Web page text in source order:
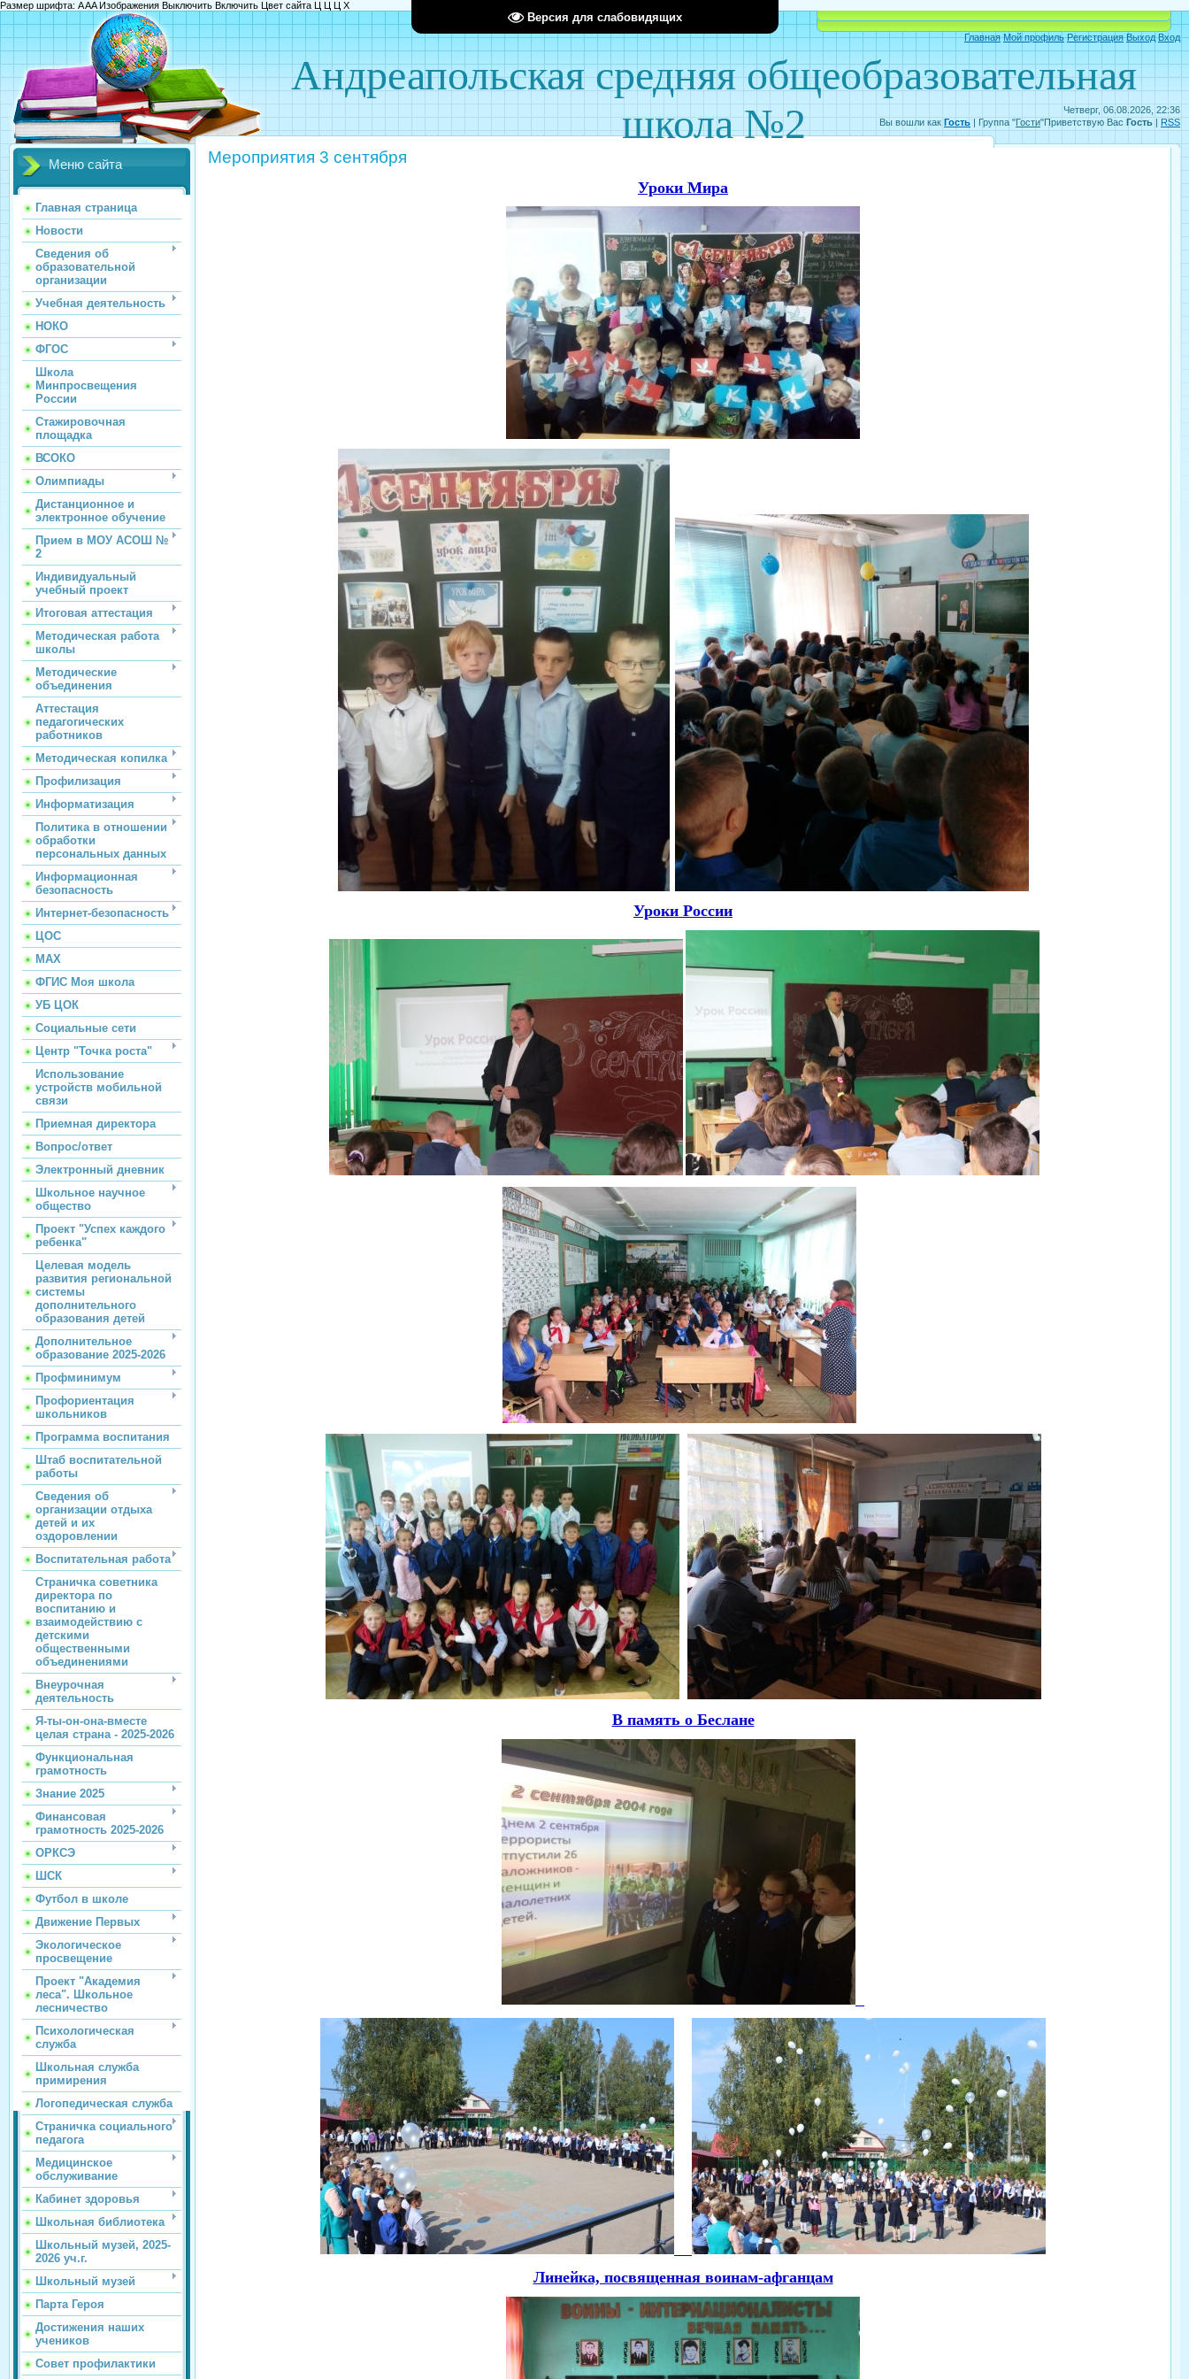
Версия для слабовидящих
Размер шрифта: AAAИзображения Выключить Включить Цвет сайта Ц Ц Ц Х
Четверг, 06.08.2026, 22:36
Вы вошли как Гость | Группа "Гости"Приветствую Вас Гость | RSS
Андреапольская средняя общеобразовательная
школа №2
Главная Мой профиль Регистрация Выход Вход
Объявления Электронный дневник
Меню сайта
Главная страница
Новости
Сведения об
образовательной
организации
Учебная деятельность
НОКО
ФГОС
Школа
Минпросвещения
России
Стажировочная
площадка
ВСОКО
Олимпиады
Дистанционное и
электронное обучение
Прием в МОУ АСОШ №
2
Индивидуальный
учебный проект
Итоговая аттестация
Методическая работа
школы
Методические
объединения
Аттестация
педагогических
работников
Методическая копилка
Профилизация
Информатизация
Политика в отношении
обработки
персональных данных
Информационная
безопасность
Интернет-безопасность
ЦОС
МАХ
ФГИС Моя школа
УБ ЦОК
Социальные сети
Центр "Точка роста"
Использование
устройств мобильной
связи
Приемная директора
Вопрос/ответ
Электронный дневник
Школьное научное
общество
Проект "Успех каждого
ребенка"
Целевая модель
развития региональной
системы
дополнительного
образования детей
Дополнительное
образование 2025-2026
Профминимум
Профориентация
школьников
Программа воспитания
Штаб воспитательной
работы
Сведения об
организации отдыха
детей и их
оздоровлении
Воспитательная работа
Страничка советника
директора по
воспитанию и
взаимодействию с
детскими
общественными
объединениями
Внеурочная
деятельность
Я-ты-он-она-вместе
целая страна - 2025-2026
Функциональная
грамотность
Знание 2025
Финансовая
грамотность 2025-2026
ОРКСЭ
ШСК
Футбол в школе
Движение Первых
Экологическое
просвещение
Проект "Академия
леса". Школьное
лесничество
Психологическая
служба
Школьная служба
примирения
Логопедическая служба
Страничка социального
педагога
Медицинское
обслуживание
Кабинет здоровья
Школьная библиотека
Школьный музей, 2025-
2026 уч.г.
Школьный музей
Парта Героя
Достижения наших
учеников
Совет профилактики
Мероприятия 3 сентября
Уроки Мира
Уроки России
В память о Беслане
Линейка, посвященная воинам-афганцам